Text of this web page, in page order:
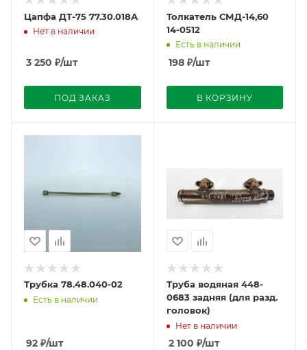
Цапфа ДТ-75 77.30.018А
Нет в наличии
3 250 ₽/шт
ПОД ЗАКАЗ
Толкатель СМД-14,60
14-0512
Есть в наличии
198₽/шт
В КОРЗИНУ
Трубка 78.48.040-02
Есть в наличии
92 ₽/шт
Труба водяная 448-
0683 задняя (для разд.
головок)
Нет в наличии
2 100 ₽/шт